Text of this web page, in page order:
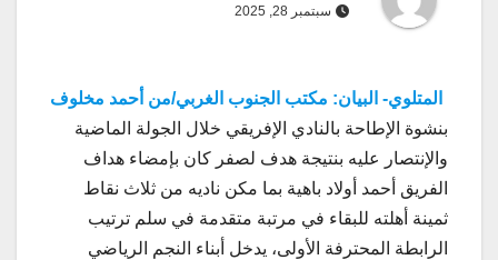
سبتمبر 28, 2025
المتلوي- البيان: مكتب الجنوب الغربي/من أحمد مخلوف
بنشوة الإطاحة بالنادي الإفريقي خلال الجولة الماضية
والإنتصار عليه بنتيجة هدف لصفر كان بإمضاء هداف
الفريق أحمد أولاد باهية بما مكن ناديه من ثلاث نقاط
ثمينة أهلته للبقاء في مرتبة متقدمة في سلم ترتيب
الرابطة المحترفة الأولى، يدخل أبناء النجم الرياضي